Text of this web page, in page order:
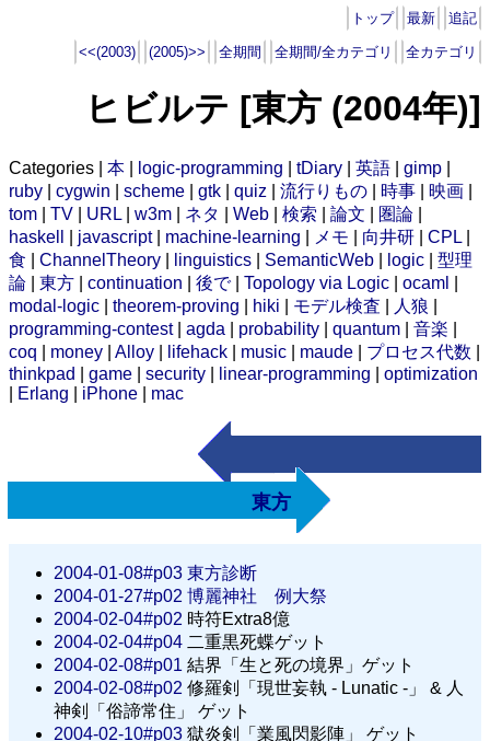
トップ 最新 追記
<<(2003) (2005)>> 全期間 全期間/全カテゴリ 全カテゴリ
ヒビルテ [東方 (2004年)]
Categories | 本 logic-programming tDiary 英語 gimp
ruby
cygwin scheme gtk quiz 流行りもの 時事 映画
tom
TV URL w3m ネタ Web 検索 論文 圏論
haskell
javascript| machine-learning メモ 向井研 CPL
食
ChannelTheory linguistics SemanticWeb logic
型理
論
東方 continuation 後で| Topology via Logic ocaml
modal-logic
theorem-proving hiki モデル検査 人狼
programming-contest| agda probability quantum 音楽
coq
money Alloy lifehack music maude プロセス代数
thinkpad
game security linear-programming
optimization
Erlang iPhone mac
東方
2004-01-08#p03 東方診断
2004-01-27#p02 博麗神社 例大祭
2004-02-04#p02 時符Extra8億
2004-02-04#p04 二重黒死蝶ゲット
2004-02-08#p01 結界「生と死の境界」ゲット
2004-02-08#p02 修羅剣「現世妄執 - Lunatic -」 & 人
神剣「俗諦常住」 ゲット
2004-02-10#p03 獄炎剣「業風閃影陣」 ゲット